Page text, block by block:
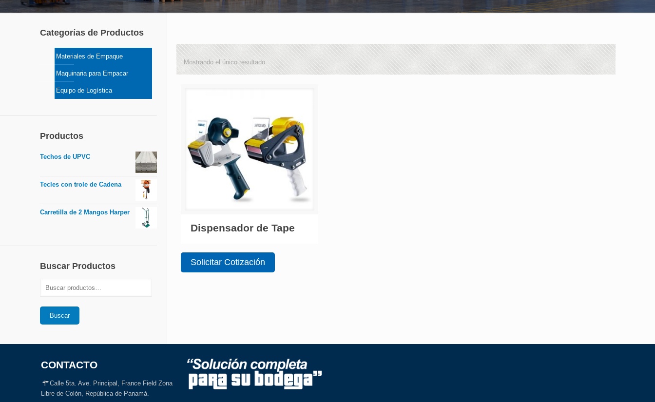
Mostrando el único resultado
Dispensador de Tape
Solicitar Cotización
Categorías de Productos
Materiales de Empaque
Maquinaria para Empacar
Equipo de Logística
Productos
Techos de UPVC
Tecles con trole de Cadena
Carretilla de 2 Mangos Harper
Buscar Productos
Buscar
CONTACTO
Calle 5ta. Ave. Principal, France Field Zona
Libre de Colón, República de Panamá.